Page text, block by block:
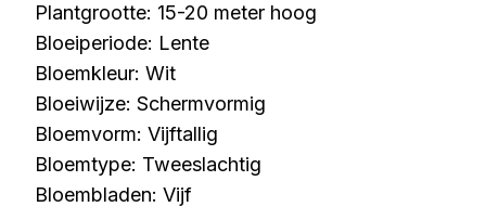
Plantgrootte: 15-20 meter hoog
Bloeiperiode: Lente
Bloemkleur: Wit
Bloeiwijze: Schermvormig
Bloemvorm: Vijftallig
Bloemtype: Tweeslachtig
Bloembladen: Vijf